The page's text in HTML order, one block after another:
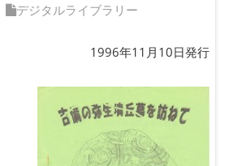
デジタルライブラリー
1996年11月10日発行